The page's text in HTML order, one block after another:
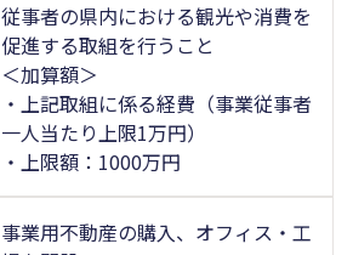
従事者の県内における観光や消費を
促進する取組を行うこと
＜加算額＞
・上記取組に係る経費（事業従事者
一人当たり上限1万円）
・上限額：1000万円
事業用不動産の購入、オフィス・工